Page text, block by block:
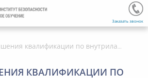
Заказать звонок
Курс повышения квалификации по внутрилабораторному контролю
КВАЛИФИКАЦИИ ПО